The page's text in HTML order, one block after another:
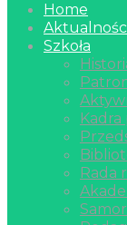
Home
Szkoła
Rada